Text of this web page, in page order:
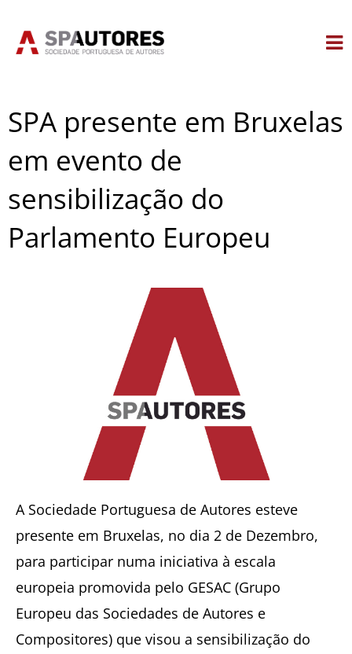
SPA presente em Bruxelas
em evento de
sensibilização do
Parlamento Europeu
A Sociedade Portuguesa de Autores esteve
presente em Bruxelas, no dia 2 de Dezembro,
para participar numa iniciativa à escala
europeia promovida pelo GESAC (Grupo
Europeu das Sociedades de Autores e
Compositores) que visou a sensibilização do